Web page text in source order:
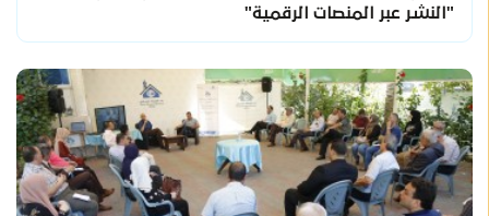
"النشر عبر المنصات الرقمية"